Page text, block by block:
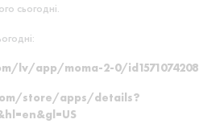
сьогодні.
lv/app/moma-2-0/id1571074208
store/apps/details?